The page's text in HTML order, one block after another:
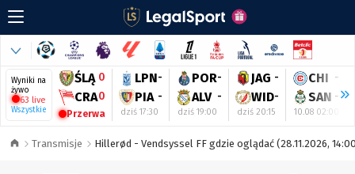
Wyniki na
żywo
63 live
Wszystkie
ŚLĄ 0
CRA0
Przerwa
LPN-
PIA -
dziś 17:30
POR-
ALV -
dziś 19:00
JAG -
WID-
dziś 20:15
CHI -
SAN -
10.08 02:00
Transmisje Hillerød - Vendsyssel FF gdzie oglądać (28.11.2026,